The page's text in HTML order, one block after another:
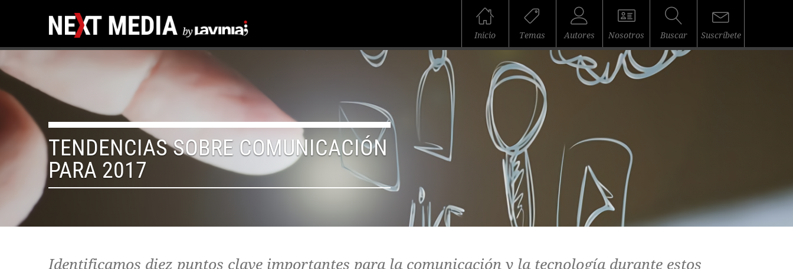
Inicio Temas Autores Nosotros Buscar Suscríbete
TENDENCIAS SOBRE COMUNICACIÓN
PARA 2017
Identificamos diez puntos clave importantes para la comunicación y la tecnología durante estos